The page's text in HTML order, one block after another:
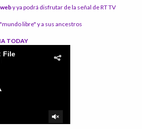
y ya podrá disfrutar de la señal de RT TV
libre" y a sus ancestros
TODAY